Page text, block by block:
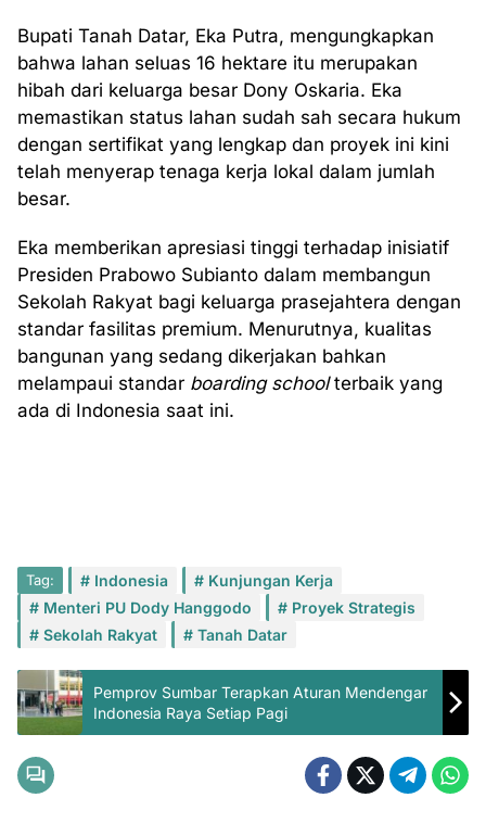
Bupati Tanah Datar, Eka Putra, mengungkapkan
bahwa lahan seluas 16 hektare itu merupakan
hibah dari keluarga besar Dony Oskaria. Eka
memastikan status lahan sudah sah secara hukum
dengan sertifikat yang lengkap dan proyek ini kini
telah menyerap tenaga kerja lokal dalam jumlah
besar.
Eka memberikan apresiasi tinggi terhadap inisiatif
Presiden Prabowo Subianto dalam membangun
Sekolah Rakyat bagi keluarga prasejahtera dengan
standar fasilitas premium. Menurutnya, kualitas
bangunan yang sedang dikerjakan bahkan
melampaui standar boarding schoolterbaik yang
ada di Indonesia saat ini.
Tag: Indonesia
Kunjungan Kerja
Menteri PU Dody Hanggodo
Proyek Strategis
Sekolah Rakyat
Tanah Datar
Pemprov Sumbar Terapkan Aturan Mendengar
Indonesia Raya Setiap Pagi